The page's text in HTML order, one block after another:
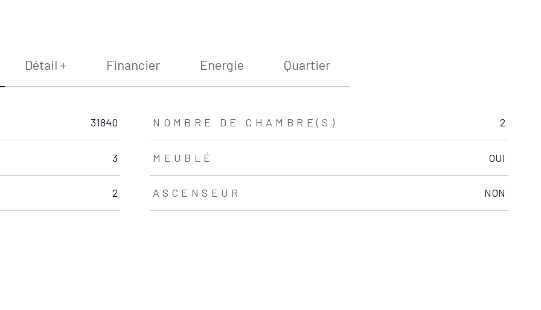
Détail + Financier Energie Quartier
31840 NOMBRE DE CHAMBRE(S) 2
3 MEUBLÉ OUI
2 ASCENSEUR NON